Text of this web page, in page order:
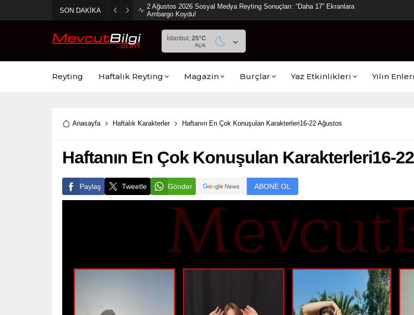
SON DAKİKA
2 Ağustos 2026 Sosyal Medya Reyting Sonuçları: “Daha 17” Ekranlara
Ambargo Koydu!
İstanbul, 25°C
Açık
Reyting Haftalık Reyting Magazin Burçlar Yaz Etkinlikleri Yılın Enleri
Anasayfa Haftalık Karakterler Haftanın En Çok Konuşulan Karakterleri16-22 Ağustos
Haftanın En Çok Konuşulan Karakterleri16-
Paylaş Tweetle Gönder ABONE OL